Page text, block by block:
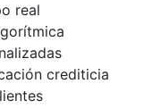
real
crediticia